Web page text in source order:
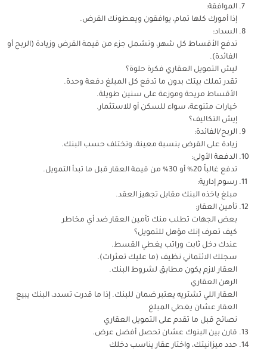
الموافقة:
إذا أمورك كلها تمام، يوافقون ويعطونك القرض.
السداد:
تدفع الأقساط كل شهر، وتشمل جزء من قيمة القرض وزيادة (الربح أو
الفائدة).
ليش التمويل العقاري فكرة حلوة؟
تقدر تملك بيتك بدون ما تدفع كل المبلغ دفعة وحدة.
الأقساط مريحة وموزعة على سنين طويلة.
خيارات متنوعة، سواء للسكن أو للاستثمار.
إيش التكاليف؟
الربح/الفائدة:
زيادة على القرض بنسبة معينة، وتختلف حسب البنك.
الدفعة الأولى:
تدفع غالباً 20% أو 30% من قيمة العقار قبل ما تبدأ التمويل.
رسوم إدارية:
مبلغ ياخذه البنك مقابل تجهيز العقد.
تأمين العقار:
بعض الجهات تطلب منك تأمين العقار ضد أي مخاطر
كيف تعرف إنك مؤهل للتمويل؟
عندك دخل ثابت وراتب يغطي القسط.
سجلك الائتماني نظيف (ما عليك تعثرات).
العقار لازم يكون مطابق لشروط البنك.
الرهن العقاري
العقار اللي تشتريه يعتبر ضمان للبنك. إذا ما قدرت تسدد، البنك يبيع
العقار عشان يغطي المبلغ
نصائح قبل ما تقدم على التمويل العقاري
قارن بين البنوك عشان تحصل أفضل عرض.
حدد ميزانيتك، واختار عقار يناسب دخلك